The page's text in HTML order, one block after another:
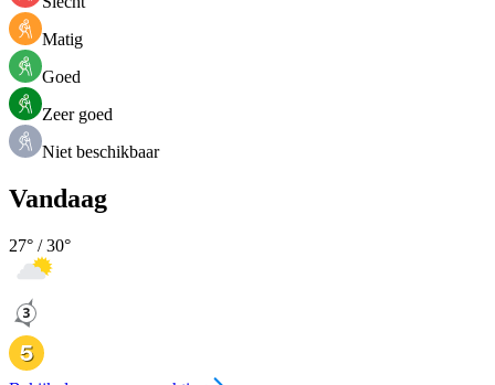
Matig
Goed
Zeer goed
Niet beschikbaar
Vandaag
27° /30°